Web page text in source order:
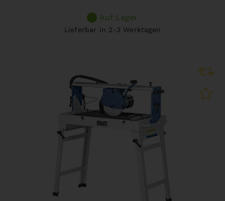
Auf Lager
Lieferbar in 2-3 Werktagen